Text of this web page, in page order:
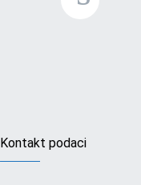
Kontakt podaci